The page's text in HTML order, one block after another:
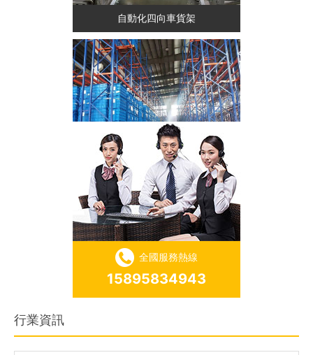
自動化四向車貨架
重（chóng）型橫梁式貨架
窄巷（xiàng）道貨架
全國服務熱線
15895834943
行業資訊